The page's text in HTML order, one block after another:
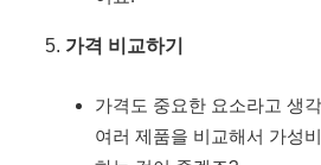
가격 비교하기
가격도 중요한 요소라고 생
여러 제품을 비교해서 가성